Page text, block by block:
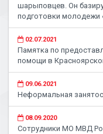
шарыповцев. Он
подготовки молодежи
02.07.2021
Памятка по
помощи в
09.06.2021
Неформальная
08.09.2020
Сотрудники МО МВД